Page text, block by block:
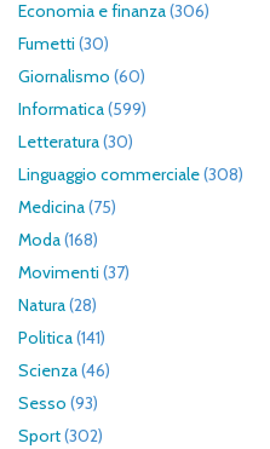
Economia e finanza(306)
Fumetti (30)
Giornalismo (60)
Informatica(599)
Letteratura(30)
Linguaggio commerciale(308)
Medicina(75)
Moda(168)
Movimenti (37)
Natura(28)
Politica(141)
Scienza(46)
Sesso (93)
Sport(302)